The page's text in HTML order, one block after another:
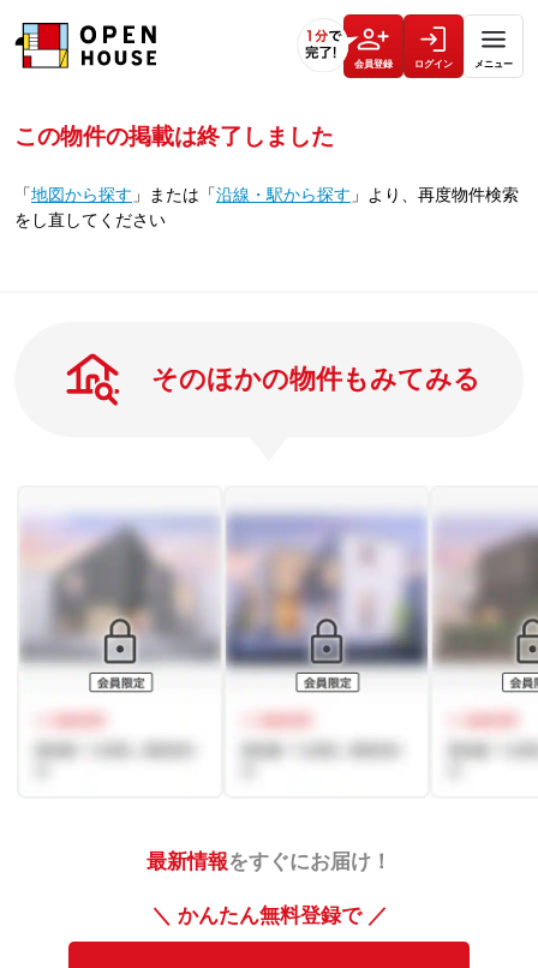
会員登録 ログイン メニュー
この物件の掲載は終了しました
「地図から探す 」 または 「沿線・駅から探す 」 より、再度物件検索
をし直してください
そのほかの物件もみてみる
最新情報をすぐにお届け！
＼ かんたん無料登録で ／